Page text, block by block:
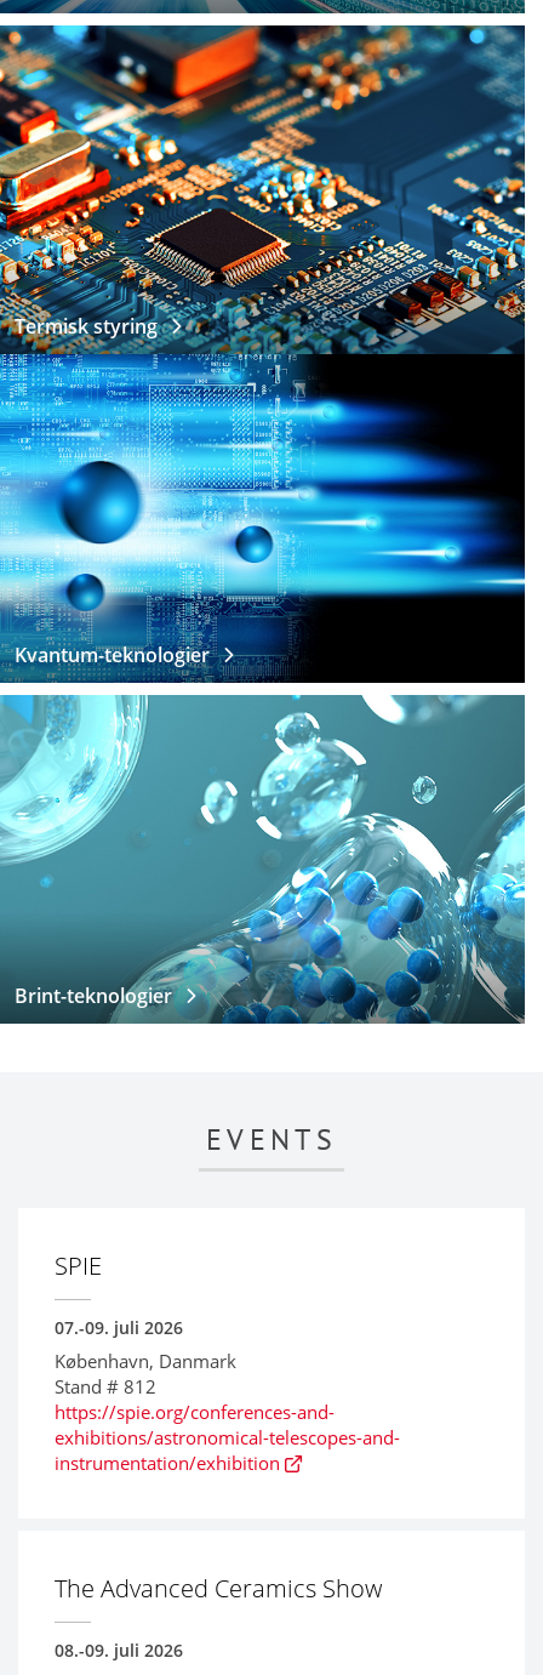
Termisk styring
Kvantum-teknologier
Brint-teknologier
EVENTS
SPIE
07.-09. juli 2026
København, Danmark
Stand # 812
https://spie.org/conferences-and-
exhibitions/astronomical-telescopes-and-
instrumentation/exhibition
The Advanced Ceramics Show
08.-09. juli 2026